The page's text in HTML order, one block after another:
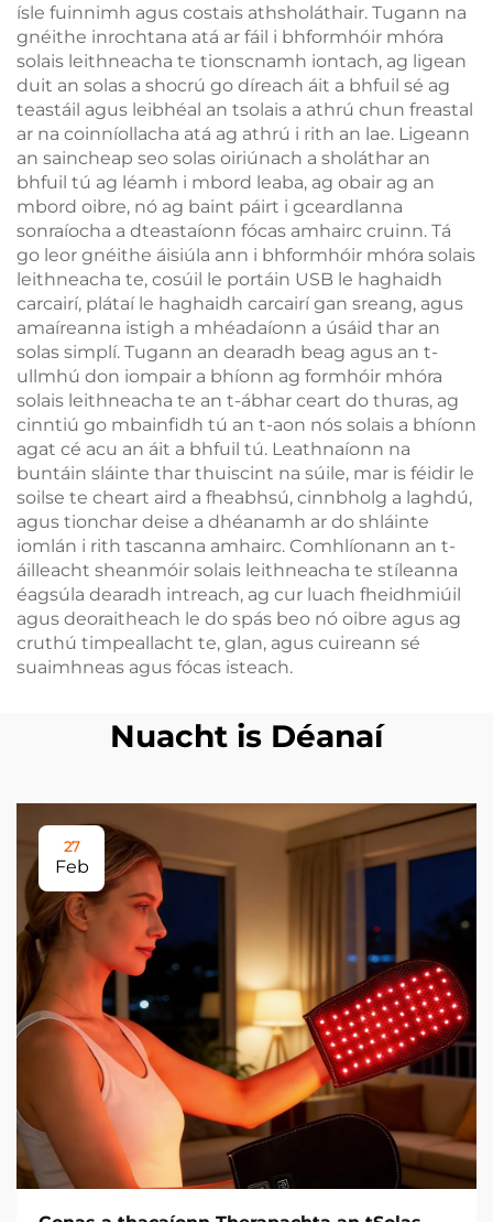
ísle fuinnimh agus costais athsholáthair. Tugann na
gnéithe inrochtana atá ar fáil i bhformhóir mhóra
solais leithneacha te tionscnamh iontach, ag ligean
duit an solas a shocrú go díreach áit a bhfuil sé ag
teastáil agus leibhéal an tsolais a athrú chun freastal
ar na coinníollacha atá ag athrú i rith an lae. Ligeann
an saincheap seo solas oiriúnach a sholáthar an
bhfuil tú ag léamh i mbord leaba, ag obair ag an
mbord oibre, nó ag baint páirt i gceardlanna
sonraíocha a dteastaíonn fócas amhairc cruinn. Tá
go leor gnéithe áisiúla ann i bhformhóir mhóra solais
leithneacha te, cosúil le portáin USB le haghaidh
carcairí, plátaí le haghaidh carcairí gan sreang, agus
amaíreanna istigh a mhéadaíonn a úsáid thar an
solas simplí. Tugann an dearadh beag agus an t-
ullmhú don iompair a bhíonn ag formhóir mhóra
solais leithneacha te an t-ábhar ceart do thuras, ag
cinntiú go mbainfidh tú an t-aon nós solais a bhíonn
agat cé acu an áit a bhfuil tú. Leathnaíonn na
buntáin sláinte thar thuiscint na súile, mar is féidir le
soilse te cheart aird a fheabhsú, cinnbholg a laghdú,
agus tionchar deise a dhéanamh ar do shláinte
iomlán i rith tascanna amhairc. Comhlíonann an t-
áilleacht sheanmóir solais leithneacha te stíleanna
éagsúla dearadh intreach, ag cur luach fheidhmiúil
agus deoraitheach le do spás beo nó oibre agus ag
cruthú timpeallacht te, glan, agus cuireann sé
suaimhneas agus fócas isteach.
Nuacht is Déanaí
27
Feb